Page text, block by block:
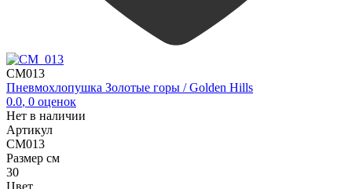
CM013
Пневмохлопушка Золотые горы / Golden Hills
0.0, 0 оценок
Нет в наличии
Артикул
CM013
Размер см
30
Цвет